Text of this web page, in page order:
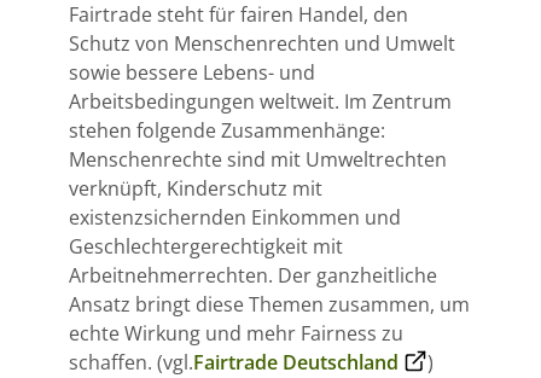
Fairtrade steht für fairen Handel, den
Schutz von Menschenrechten und Umwelt
sowie bessere Lebens- und
Arbeitsbedingungen weltweit. Im Zentrum
stehen folgende Zusammenhänge:
Menschenrechte sind mit Umweltrechten
verknüpft, Kinderschutz mit
existenzsichernden Einkommen und
Geschlechtergerechtigkeit mit
Arbeitnehmerrechten. Der ganzheitliche
Ansatz bringt diese Themen zusammen, um
echte Wirkung und mehr Fairness zu
schaffen. (vgl.Fairtrade Deutschland
)